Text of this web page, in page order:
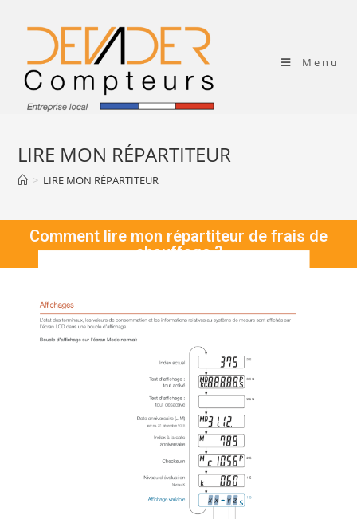
Menu
LIRE MON RÉPARTITEUR
> LIRE MON RÉPARTITEUR
Comment lire mon répartiteur de frais de
chauffage ?